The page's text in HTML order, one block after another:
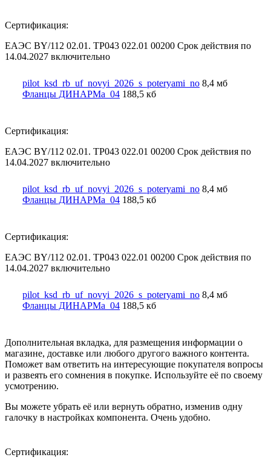
Сертификация:
ЕАЭС BY/112 02.01. TP043 022.01 00200 Срок действия по
14.04.2027 включительно
pilot_ksd_rb_uf_novyi_2026_s_poteryami_no 8,4 мб
Фланцы ДИНАРМа_04 188,5 кб
Сертификация:
ЕАЭС BY/112 02.01. TP043 022.01 00200 Срок действия по
14.04.2027 включительно
pilot_ksd_rb_uf_novyi_2026_s_poteryami_no 8,4 мб
Фланцы ДИНАРМа_04 188,5 кб
Сертификация:
ЕАЭС BY/112 02.01. TP043 022.01 00200 Срок действия по
14.04.2027 включительно
pilot_ksd_rb_uf_novyi_2026_s_poteryami_no 8,4 мб
Фланцы ДИНАРМа_04 188,5 кб
Дополнительная вкладка, для размещения информации о
магазине, доставке или любого другого важного контента.
Поможет вам ответить на интересующие покупателя вопросы
и развеять его сомнения в покупке. Используйте её по своему
усмотрению.
Вы можете убрать её или вернуть обратно, изменив одну
галочку в настройках компонента. Очень удобно.
Сертификация: